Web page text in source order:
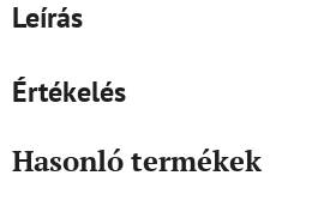
Leírás
Értékelés
Hasonló termékek